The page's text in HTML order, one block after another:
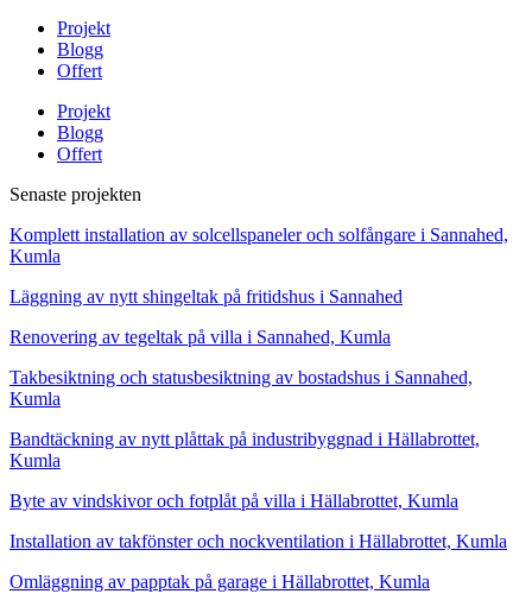
Projekt
Blogg
Offert
Projekt
Blogg
Offert
Senaste projekten
Komplett installation av solcellspaneler och solfångare i Sannahed,
Kumla
Läggning av nytt shingeltak på fritidshus i Sannahed
Renovering av tegeltak på villa i Sannahed, Kumla
Takbesiktning och statusbesiktning av bostadshus i Sannahed,
Kumla
Bandtäckning av nytt plåttak på industribyggnad i Hällabrottet,
Kumla
Byte av vindskivor och fotplåt på villa i Hällabrottet, Kumla
Installation av takfönster och nockventilation i Hällabrottet, Kumla
Omläggning av papptak på garage i Hällabrottet, Kumla